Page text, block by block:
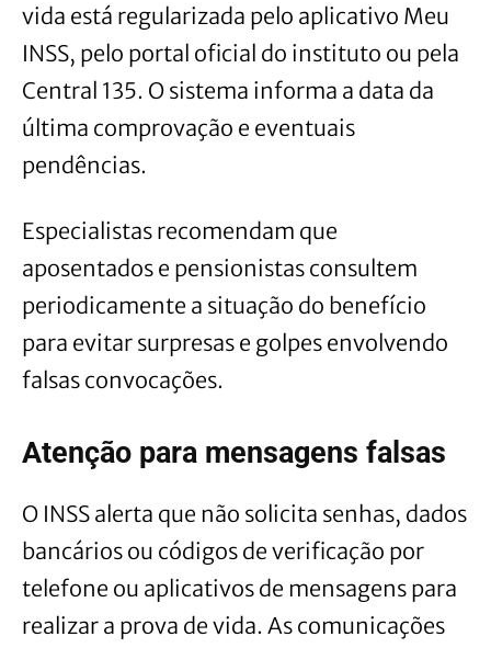
vida está regularizada pelo aplicativo Meu
INSS, pelo portal oficial do instituto ou pela
Central 135. O sistema informa a data da
última comprovação e eventuais
pendências.
Especialistas recomendam que
aposentados e pensionistas consultem
periodicamente a situação do benefício
para evitar surpresas e golpes envolvendo
falsas convocações.
Atenção para mensagens falsas
O INSS alerta que não solicita senhas, dados
bancários ou códigos de verificação por
telefone ou aplicativos de mensagens para
realizar a prova de vida. As comunicações